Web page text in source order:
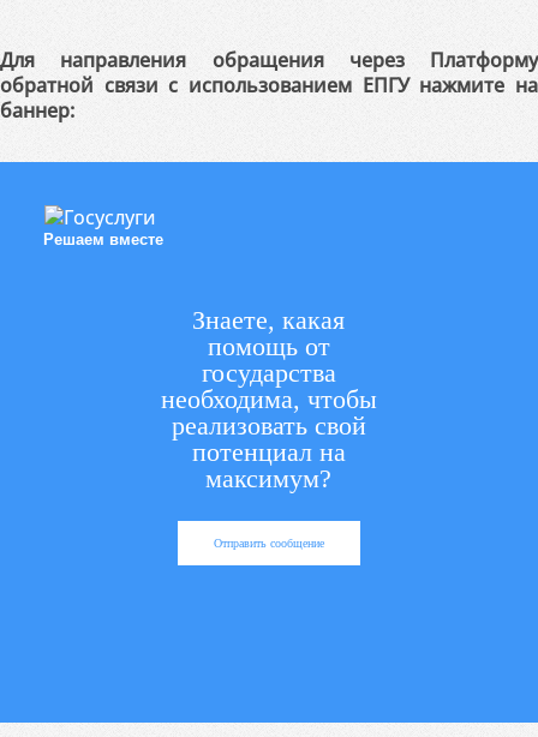
Для направления обращения через Платформу
обратной связи с использованием ЕПГУ нажмите на
баннер:
Решаем вместе
Знаете, какая
помощь от
государства
необходима, чтобы
реализовать свой
потенциал на
максимум?
Отправить сообщение